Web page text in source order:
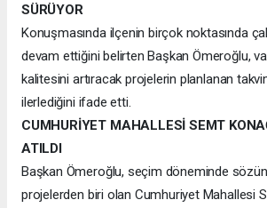
SÜRÜYOR
Konuşmasında ilçenin birçok noktasında
devam ettiğini belirten Başkan Ömeroğlu,
kalitesini artıracak projelerin planlanan
ilerlediğini ifade etti.
CUMHURİYET MAHALLESİ SEMT
ATILDI
Başkan Ömeroğlu, seçim döneminde
projelerden biri olan Cumhuriyet Mahallesi